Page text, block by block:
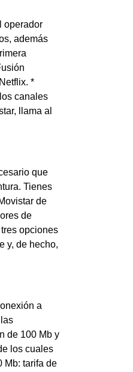
operador
además
*
canales
llama al
que
Tienes
de
de
opciones
y, de hecho,
a
de 100 Mb y
los cuales
Mb: tarifa de